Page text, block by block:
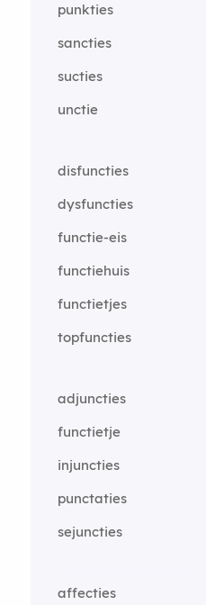
punkties
sancties
sucties
unctie
disfuncties
dysfuncties
functie-eis
functiehuis
functietjes
topfuncties
adjuncties
functietje
injuncties
punctaties
sejuncties
affecties